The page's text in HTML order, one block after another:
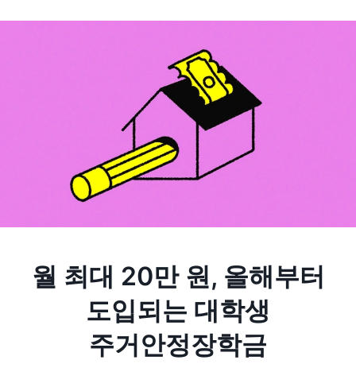
월 최대 20만 원, 올해부터
도입되는 대학생
주거안정장학금